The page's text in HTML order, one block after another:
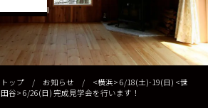
トップ/ お知らせ / <横浜> 6/18(土)-19(日) <世
田谷> 6/26(日) 完成見学会を行います！